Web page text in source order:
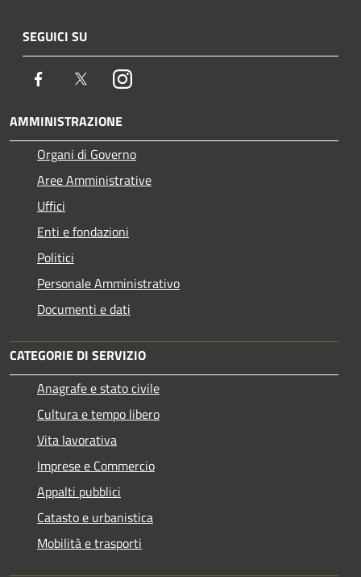
SEGUICI SU
Facebook TwitterInstagram
AMMINISTRAZIONE
Organi di Governo
Aree Amministrative
Uffici
Enti e fondazioni
Politici
Personale Amministrativo
Documenti e dati
CATEGORIE DI SERVIZIO
Anagrafe e stato civile
Cultura e tempo libero
Vita lavorativa
Imprese e Commercio
Appalti pubblici
Catasto e urbanistica
Mobilità e trasporti